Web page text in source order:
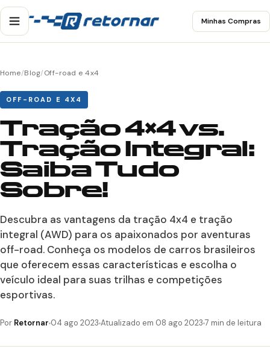
Minhas Compras
Home/Blog/Off-road e 4x4
OFF-ROAD E 4X4
Tração 4×4 vs.
Tração Integral:
Saiba Tudo
Sobre!
Descubra as vantagens da tração 4x4 e tração
integral (AWD) para os apaixonados por aventuras
off-road. Conheça os modelos de carros brasileiros
que oferecem essas características e escolha o
veículo ideal para suas trilhas e competições
esportivas.
Por Retornar 04 ago 2023 Atualizado em 08 ago 2023 7 min de leitura